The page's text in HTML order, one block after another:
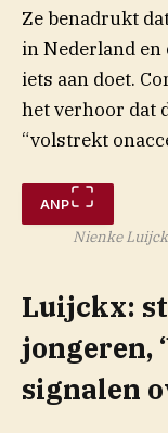
Ze benadrukt
in Nederland en
iets aan doet.
het verhoor dat
“volstrekt
ANP
Nienke
Luijckx:
jongeren,
signalen